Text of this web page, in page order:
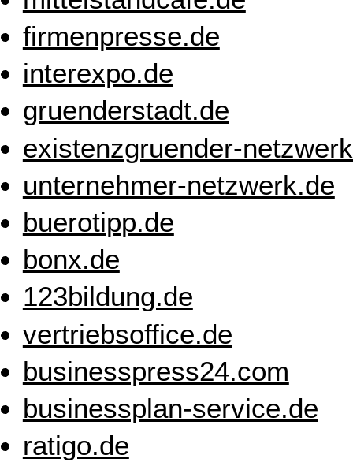
firmenpresse.de
interexpo.de
gruenderstadt.de
existenzgruender-
unternehmer-netzwerk.de
buerotipp.de
bonx.de
123bildung.de
vertriebsoffice.de
businesspress24.com
businessplan-service.de
ratigo.de